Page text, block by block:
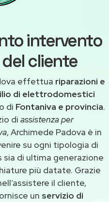
intervento
cliente
effettua riparazioni e
di elettrodomestici
di Fontaniva e provincia.
di assistenza per
, Archimede Padova è in
su ogni tipologia di
di ultima generazione
più datate. Grazie
il cliente,
un servizio di